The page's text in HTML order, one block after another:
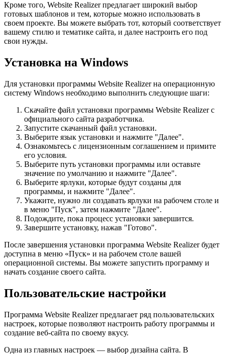
Кроме того, Website Realizer предлагает широкий выбор
готовых шаблонов и тем, которые можно использовать в
своем проекте. Вы можете выбрать тот, который соответствует
вашему стилю и тематике сайта, и далее настроить его под
свои нужды.
Установка на Windows
Для установки программы Website Realizer на операционную
систему Windows необходимо выполнить следующие шаги:
Скачайте файл установки программы Website Realizer с
официального сайта разработчика.
Запустите скачанный файл установки.
Выберите язык установки и нажмите "Далее".
Ознакомьтесь с лицензионным соглашением и примите
его условия.
Выберите путь установки программы или оставьте
значение по умолчанию и нажмите "Далее".
Выберите ярлуки, которые будут созданы для
программы, и нажмите "Далее".
Укажите, нужно ли создавать ярлуки на рабочем столе и
в меню "Пуск", затем нажмите "Далее".
Подождите, пока процесс установки завершится.
Завершите установку, нажав "Готово".
После завершения установки программа Website Realizer будет
доступна в меню «Пуск» и на рабочем столе вашей
операционной системы. Вы можете запустить программу и
начать создание своего сайта.
Пользовательские настройки
Программа Website Realizer предлагает ряд пользовательских
настроек, которые позволяют настроить работу программы и
создание веб-сайта по своему вкусу.
Одна из главных настроек — выбор дизайна сайта. В